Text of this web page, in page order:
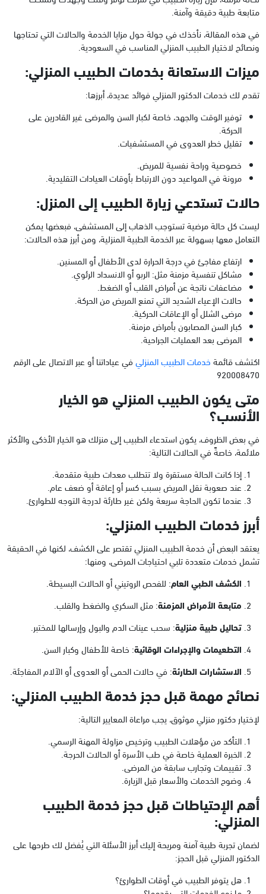
متابعة طبية دقيقة وآمنة.
في هذه المقالة، نأخذك في جولة حول مزايا الخدمة والحالات التي تحتاجها
ونصائح لاختيار الطبيب المنزلي المناسب في السعودية.
ميزات الاستعانة بخدمات الطبيب المنزلي:
تقدم لك خدمات الدكتور المنزلي فوائد عديدة، أبرزها:
توفير الوقت والجهد، خاصة لكبار السن والمرضى غير القادرين على
الحركة.
تقليل خطر العدوى في المستشفيات.
خصوصية وراحة نفسية للمريض.
مرونة في المواعيد دون الارتباط بأوقات العيادات التقليدية.
حالات تستدعي زيارة الطبيب إلى المنزل:
ليست كل حالة مرضية تستوجب الذهاب إلى المستشفى، فبعضها يمكن
التعامل معها بسهولة عبر الخدمة الطبية المنزلية، ومن أبرز هذه الحالات:
ارتفاع مفاجئ في درجة الحرارة لدى الأطفال أو المسنين.
مشاكل تنفسية مزمنة مثل: الربو أو الانسداد الرئوي.
مضاعفات ناتجة عن أمراض القلب أو الضغط.
حالات الإعياء الشديد التي تمنع المريض من الحركة.
مرضى الشلل أو الإعاقات الحركية.
كبار السن المصابون بأمراض مزمنة.
المرضى بعد العمليات الجراحية.
اكتشف قائمة خدمات الطبيب المنزلي في عياداتنا أو عبر الاتصال على الرقم
920008470
متى يكون الطبيب المنزلي هو الخيار
الأنسب؟
في بعض الظروف، يكون استدعاء الطبيب إلى منزلك هو الخيار الأذكى والأكثر
ملائمة، خاصةً في الحالات التالية:
إذا كانت الحالة مستقرة ولا تتطلب معدات طبية متقدمة.
عند صعوبة نقل المريض بسبب كسر أو إعاقة أو ضعف عام.
عندما تكون الحاجة سريعة ولكن غير طارئة لدرجة التوجه للطوارئ.
أبرز خدمات الطبيب المنزلي:
يعتقد البعض أن خدمة الطبيب المنزلي تقتصر على الكشف، لكنها في الحقيقة
تشمل خدمات متعددة تلبي احتياجات المرضى، ومنها:
الكشف الطبي العام: للفحص الروتيني أو الحالات البسيطة.
متابعة الأمراض المزمنة: مثل السكري والضغط والقلب.
تحاليل طبية منزلية: سحب عينات الدم والبول وإرسالها للمختبر.
التطعيمات والإجراءات الوقائية: خاصة للأطفال وكبار السن.
الاستشارات الطارئة: في حالات الحمى أو العدوى أو الآلام المفاجئة.
نصائح مهمة قبل حجز خدمة الطبيب المنزلي:
لإختيار دكتور منزلي موثوق، يجب مراعاة المعايير التالية:
التأكد من مؤهلات الطبيب وترخيص مزاولة المهنة الرسمي.
الخبرة العملية خاصة في طب الأسرة أو الحالات الحرجة.
تقييمات وتجارب سابقة من المرضى.
وضوح الخدمات والأسعار قبل الزيارة.
أهم الإحتياطات قبل حجز خدمة الطبيب
المنزلي:
لضمان تجربة طبية آمنة ومريحة إليك أبرز الأسئلة التي يُفضل لك طرحها على
الدكتور المنزلي قبل الحجز:
هل يتوفر الطبيب في أوقات الطوارئ؟